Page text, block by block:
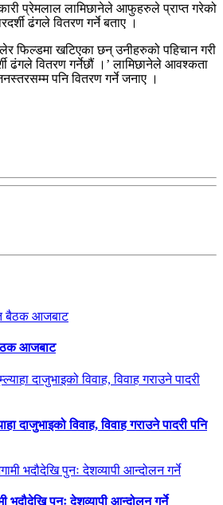
प्रेमलाल लामिछानेले आफुहरुले प्राप्त गरेको
ढंगले वितरण गर्ने बताए ।
फिल्डमा खटिएका छन् उनीहरुको पहिचान गरी
ढंगले वितरण गर्नेछौं ।’ लामिछानेले आवश्कता
पनि वितरण गर्ने जनाए ।
आजबाट
दाजुभाइको विवाह, विवाह गराउने पादरी पनि
भदौदेखि पुनः देशव्यापी आन्दोलन गर्ने